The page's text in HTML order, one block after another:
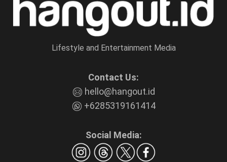
Lifestyle and Entertainment Media
Contact Us:
hello@hangout.id
+6285319161414
Social Media: